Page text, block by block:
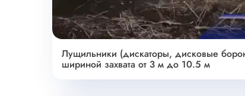
Лущильники (дискаторы, дисковые
шириной захвата от 3 м до 10.5 м